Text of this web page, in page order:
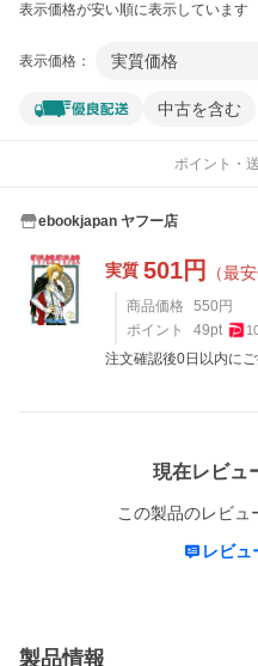
表示価格が安い順に表示しています
表示価格： 実質価格
中古を含む
ポイント・
ebookjapan ヤフー店
実質 501円 （最
商品価格 550 円
ポイント
49pt
注文確認後0日以内にご
現在レビュ
この製品のレビュ
レビュ
製品情報